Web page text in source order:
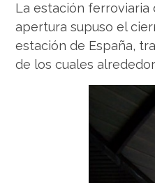
La estación ferroviaria
apertura supuso el
estación de España,
de los cuales